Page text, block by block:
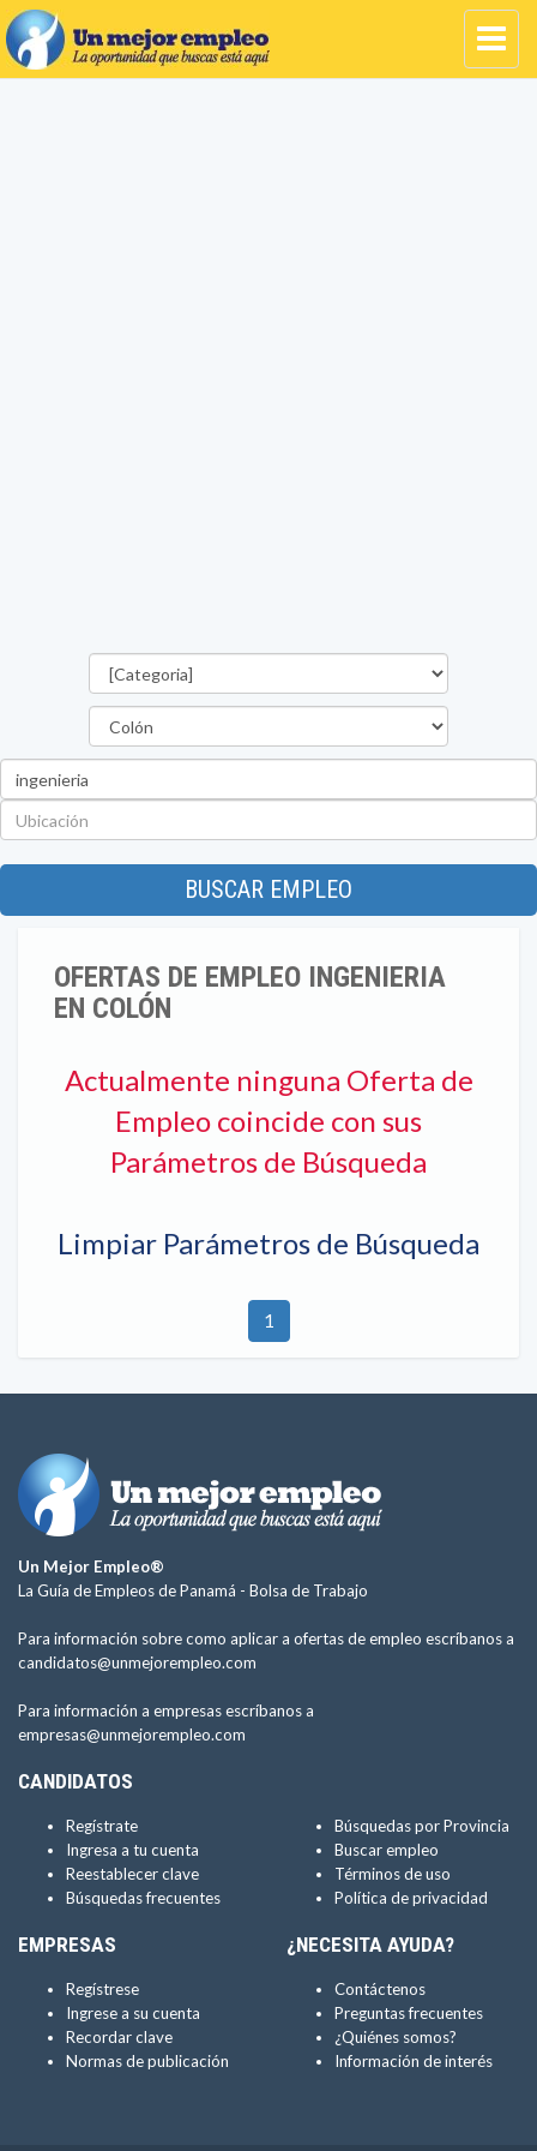
BUSCAR EMPLEO
OFERTAS DE EMPLEO INGENIERIA
EN COLÓN
Actualmente ninguna Oferta de
Empleo coincide con sus
Parámetros de Búsqueda
Limpiar Parámetros de Búsqueda
1
Un Mejor Empleo®
La Guía de Empleos de Panamá - Bolsa de Trabajo
Para información sobre como aplicar a ofertas de empleo escríbanos a
candidatos@unmejorempleo.com
Para información a empresas escríbanos a
empresas@unmejorempleo.com
CANDIDATOS
Regístrate
Ingresa a tu cuenta
Reestablecer clave
Búsquedas frecuentes
Búsquedas por Provincia
Buscar empleo
Términos de uso
Política de privacidad
EMPRESAS
Regístrese
Ingrese a su cuenta
Recordar clave
Normas de publicación
¿NECESITA AYUDA?
Contáctenos
Preguntas frecuentes
¿Quiénes somos?
Información de interés